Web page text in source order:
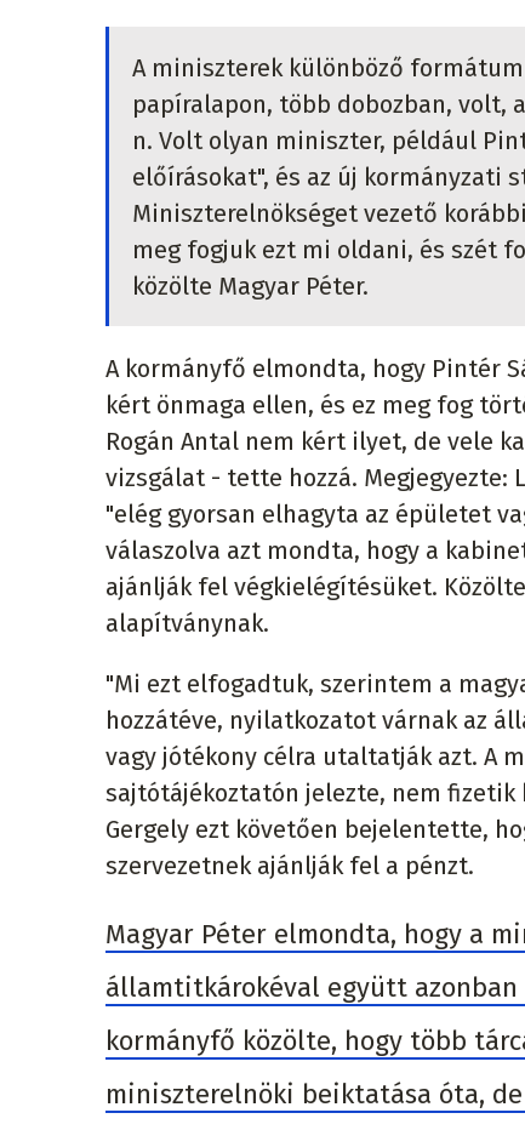
A miniszterek különböző
papíralapon, több dobozban, volt,
n. Volt olyan miniszter, például
előírásokat", és az új kormányzati
Miniszterelnökséget vezető
meg fogjuk ezt mi oldani, és szét
közölte Magyar Péter.
A kormányfő elmondta, hogy Pintér
kért önmaga ellen, és ez meg fog
Rogán Antal nem kért ilyet, de vele
vizsgálat - tette hozzá. Megjegyezte:
"elég gyorsan elhagyta az épületet
válaszolva azt mondta, hogy a
ajánlják fel végkielégítésüket.
alapítványnak.
"Mi ezt elfogadtuk, szerintem a
hozzátéve, nyilatkozatot várnak az
vagy jótékony célra utaltatják azt. A
sajtótájékoztatón jelezte, nem fizetik
Gergely ezt követően bejelentette,
szervezetnek ajánlják fel a pénzt.
Magyar Péter elmondta, hogy a
államtitkárokéval együtt
kormányfő közölte, hogy több
miniszterelnöki beiktatása óta,